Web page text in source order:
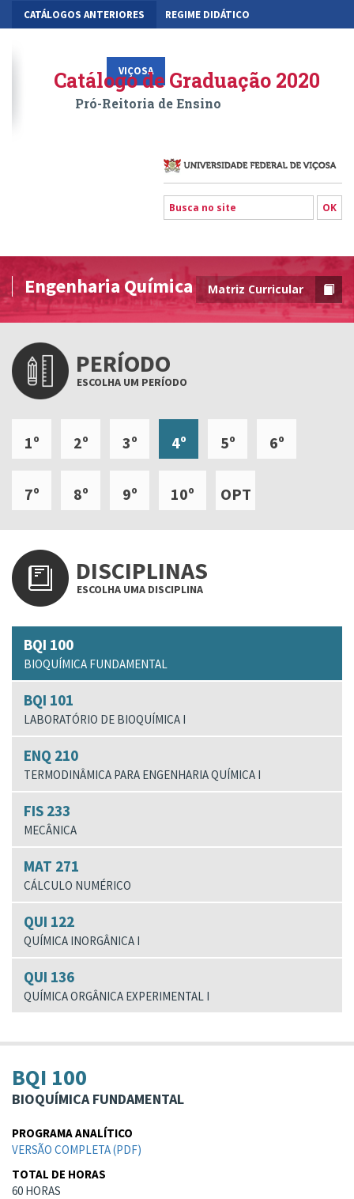
CATÁLOGOS ANTERIORES REGIME DIDÁTICO
VIÇOSA RIO PARANAÍBA FLORESTAL
Catálogo de Graduação 2020
Pró-Reitoria de Ensino
Engenharia Química Matriz Curricular
PERÍODO
ESCOLHA UM PERÍODO
1º 2º 3º 4º 5º 6º
7º 8º 9º 10º OPT
DISCIPLINAS
ESCOLHA UMA DISCIPLINA
BQI 100
BIOQUÍMICA FUNDAMENTAL
BQI 101
LABORATÓRIO DE BIOQUÍMICA I
ENQ 210
TERMODINÂMICA PARA ENGENHARIA QUÍMICA I
FIS 233
MECÂNICA
MAT 271
CÁLCULO NUMÉRICO
QUI 122
QUÍMICA INORGÂNICA I
QUI 136
QUÍMICA ORGÂNICA EXPERIMENTAL I
BQI 100
BIOQUÍMICA FUNDAMENTAL
PROGRAMA ANALÍTICO
VERSÃO COMPLETA (PDF)
TOTAL DE HORAS
60 HORAS